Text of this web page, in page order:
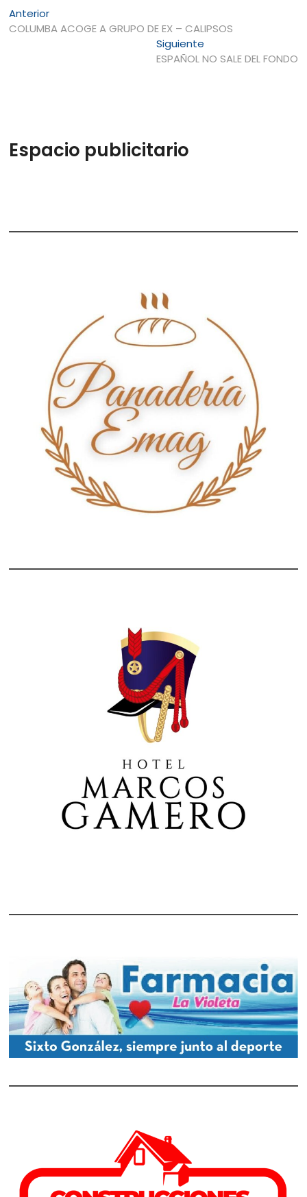
Navegación
de
AnteriorEntrada
anterior:
COLUMBA ACOGE A GRUPO DE EX – CALIPSOS
SiguienteEntrada
siguiente:
ESPAÑOL NO SALE DEL FONDO
Espacio publicitario